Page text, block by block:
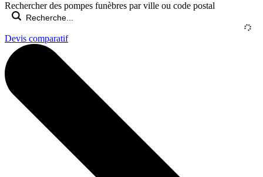
Rechercher des pompes funèbres par ville ou code postal
Devis comparatif